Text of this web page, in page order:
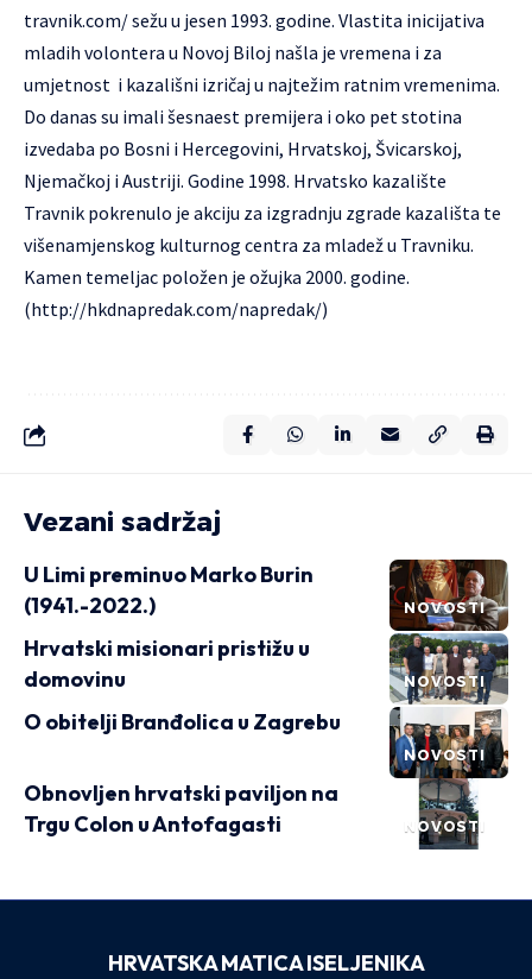
travnik.com/sežu u jesen 1993. godine. Vlastita inicijativa
mladih volontera u Novoj Biloj našla je vremena i za
umjetnost i kazališni izričaj u najtežim ratnim vremenima.
Do danas su imali šesnaest premijera i oko pet stotina
izvedaba po Bosni i Hercegovini, Hrvatskoj, Švicarskoj,
Njemačkoj i Austriji. Godine 1998. Hrvatsko kazalište
Travnik pokrenulo je akciju za izgradnju zgrade kazališta te
višenamjenskog kulturnog centra za mladež u Travniku.
Kamen temeljac položen je ožujka 2000. godine.
(http://hkdnapredak.com/napredak/)
Vezani sadržaj
NOVOSTI
U Limi preminuo Marko Burin
(1941.-2022.)
NOVOSTI
Hrvatski misionari pristižu u
domovinu
NOVOSTI
O obitelji Branđolica u Zagrebu
NOVOSTI
Obnovljen hrvatski paviljon na
Trgu Colon u Antofagasti
HRVATSKA MATICA ISELJENIKA